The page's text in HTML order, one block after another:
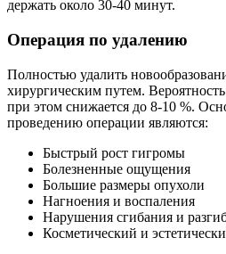
держать около 30-40 минут.
Операция по удалению
Полностью удалить
хирургическим путем.
при этом снижается до 8-10 %.
проведению операции являются:
Быстрый рост гигромы
Болезненные ощущения
Большие размеры опухоли
Нагноения и воспаления
Нарушения сгибания и
Косметический и